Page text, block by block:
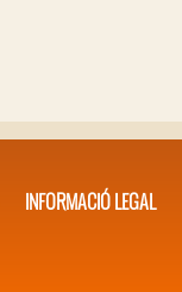
INFORMACIÓ LEGAL